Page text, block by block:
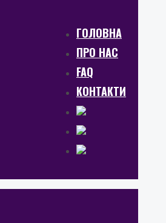
ГОЛОВНА
ПРО НАС
FAQ
КОНТАКТИ